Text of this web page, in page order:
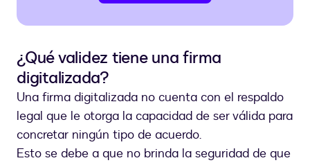
¿Qué validez tiene una firma
digitalizada?
Una firma digitalizada no cuenta con el respaldo
legal que le otorga la capacidad de ser válida para
concretar ningún tipo de acuerdo.
Esto se debe a que no brinda la seguridad de que